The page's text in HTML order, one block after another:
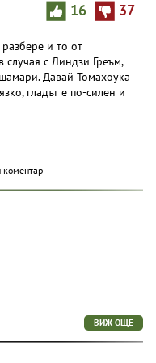
16 37
и то от
случая с Линдзи Греъм,
Давай Томахоука
гладът е по-силен и
коментар
ВИЖ ОЩЕ